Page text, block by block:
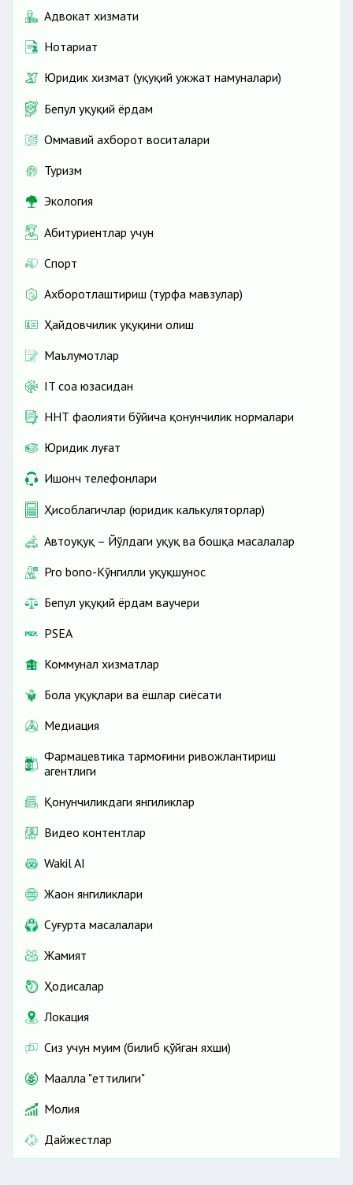
Адвокат хизмати
Нотариат
Юридик хизмат (ҳуқуқий ҳужжат намуналари)
Бепул ҳуқуқий ёрдам
Оммавий ахборот воситалари
Туризм
Экология
Абитуриентлар учун
Спорт
Ахборотлаштириш (турфа мавзулар)
Ҳайдовчилик ҳуқуқини олиш
Маълумотлар
IT соҳа юзасидан
ННТ фаолияти бўйича қонунчилик нормалари
Юридик луғат
Ишонч телефонлари
Ҳисоблагичлар (юридик калькуляторлар)
Автоҳуқуқ – Йўлдаги ҳуқуқ ва бошқа масалалар
Pro bono-Кўнгилли ҳуқуқшунос
Бепул ҳуқуқий ёрдам ваучери
PSEA
Коммунал хизматлар
Бола ҳуқуқлари ва ёшлар сиёсати
Медиация
Фармацевтика тармоғини ривожлантириш
агентлиги
Қонунчиликдаги янгиликлар
Видео контентлар
Wakil AI
Жаҳон янгиликлари
Cуғурта масалалари
Жамият
Ҳодисалар
Локация
Сиз учун муҳим (билиб қўйган яхши)
Маҳалла "еттилиги"
Молия
Дайжестлар